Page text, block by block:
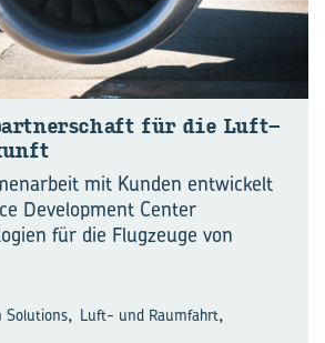
für die Luft­
mit Kunden entwickelt
Development Center
für die Flugzeuge von
Solutions, Luft- und Raumfahrt,